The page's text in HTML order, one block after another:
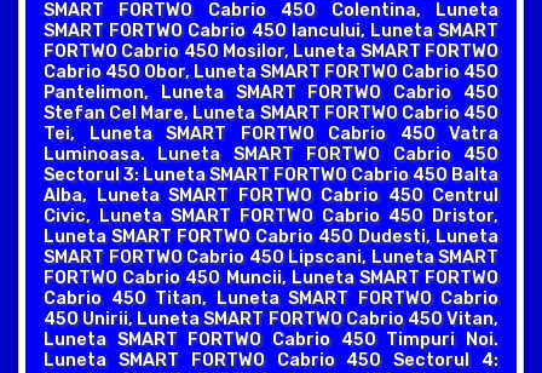
SMART FORTWO Cabrio 450 Colentina, Luneta
SMART FORTWO Cabrio 450 Iancului, Luneta SMART
FORTWO Cabrio 450 Mosilor, Luneta SMART FORTWO
Cabrio 450 Obor, Luneta SMART FORTWO Cabrio 450
Pantelimon, Luneta SMART FORTWO Cabrio 450
Stefan Cel Mare, Luneta SMART FORTWO Cabrio 450
Tei, Luneta SMART FORTWO Cabrio 450 Vatra
Luminoasa. Luneta SMART FORTWO Cabrio 450
Sectorul 3: Luneta SMART FORTWO Cabrio 450 Balta
Alba, Luneta SMART FORTWO Cabrio 450 Centrul
Civic, Luneta SMART FORTWO Cabrio 450 Dristor,
Luneta SMART FORTWO Cabrio 450 Dudesti, Luneta
SMART FORTWO Cabrio 450 Lipscani, Luneta SMART
FORTWO Cabrio 450 Muncii, Luneta SMART FORTWO
Cabrio 450 Titan, Luneta SMART FORTWO Cabrio
450 Unirii, Luneta SMART FORTWO Cabrio 450 Vitan,
Luneta SMART FORTWO Cabrio 450 Timpuri Noi.
Luneta SMART FORTWO Cabrio 450 Sectorul 4: